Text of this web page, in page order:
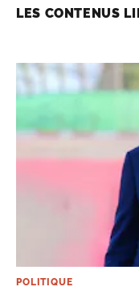
LES CONTENUS
POLITIQUE